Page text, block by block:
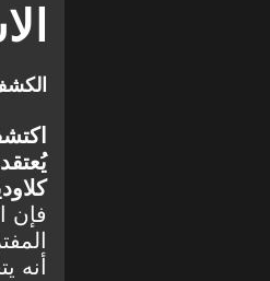
فإن
أنه